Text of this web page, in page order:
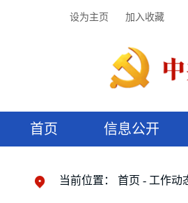
设为主页 加入收藏
首页 信息公开
当前位置： 首页 工作动